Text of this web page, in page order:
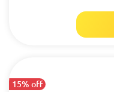
15% off